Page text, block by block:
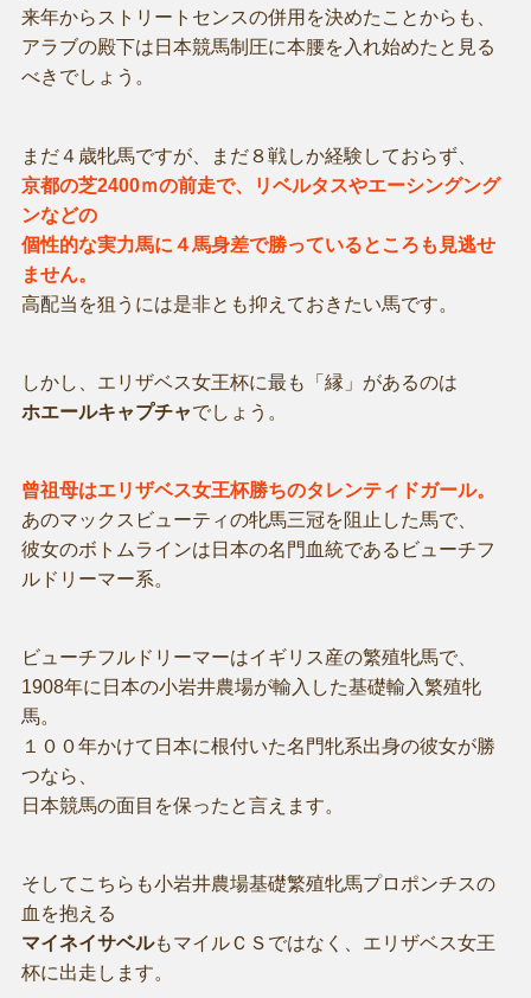
来年からストリートセンスの併用を決めたことからも、
アラブの殿下は日本競馬制圧に本腰を入れ始めたと見る
べきでしょう。
まだ４歳牝馬ですが、まだ８戦しか経験しておらず、
京都の芝2400ｍの前走で、リベルタスやエーシングング
ンなどの
個性的な実力馬に４馬身差で勝っているところも見逃せ
ません。
高配当を狙うには是非とも抑えておきたい馬です。
しかし、エリザベス女王杯に最も「縁」があるのは
ホエールキャプチャでしょう。
曾祖母はエリザベス女王杯勝ちのタレンティドガール。
あのマックスビューティの牝馬三冠を阻止した馬で、
彼女のボトムラインは日本の名門血統であるビューチフ
ルドリーマー系。
ビューチフルドリーマーはイギリス産の繁殖牝馬で、
1908年に日本の小岩井農場が輸入した基礎輸入繁殖牝
馬。
１００年かけて日本に根付いた名門牝系出身の彼女が勝
つなら、
日本競馬の面目を保ったと言えます。
そしてこちらも小岩井農場基礎繁殖牝馬プロポンチスの
血を抱える
マイネイサベルもマイルＣＳではなく、エリザベス女王
杯に出走します。